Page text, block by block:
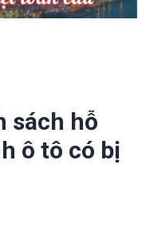
sách hỗ
ô tô có bị